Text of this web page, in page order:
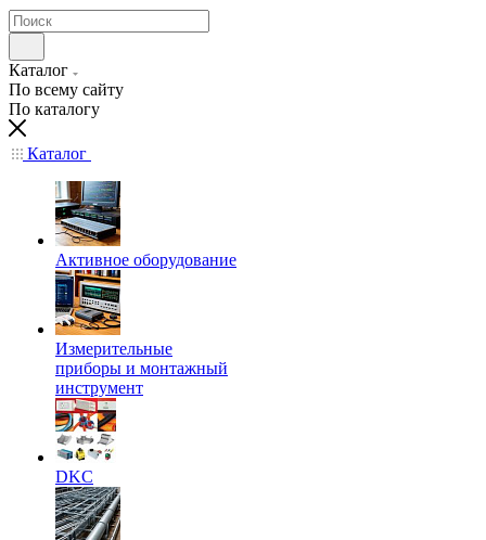
Каталог
По всему сайту
По каталогу
Каталог
Активное оборудование
Измерительные
приборы и монтажный
инструмент
DKC